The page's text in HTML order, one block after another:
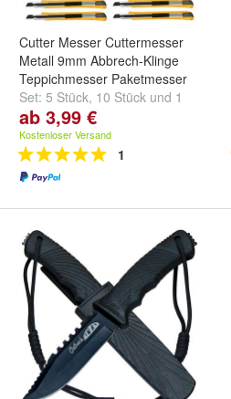
Cutter Messer Cuttermesser
Metall 9mm Abbrech-Klinge
Teppichmesser Paketmesser
Set: 5 Stück, 10 Stück und 1
Stück
ab 3,99 €
Kostenloser Versand
1